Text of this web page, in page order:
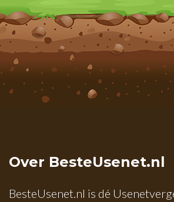
Over BesteUsenet.nl
BesteUsenet.nl is dé